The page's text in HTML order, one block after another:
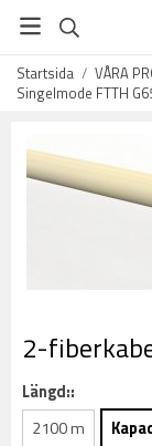
Startsida / VÅRA
Singelmode FTTH
2-
Längd::
2100 m